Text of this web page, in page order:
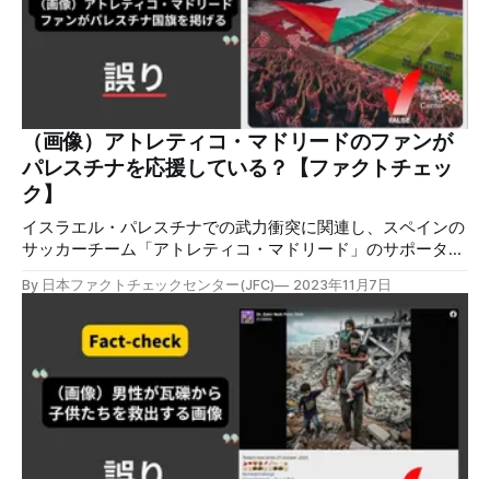
る。 投稿について「とても嫌だ」とショックを受けるコメ
ントの一方で、「AIによるフェイクだ」という指摘もある。
ハディッドさんはモデルとして活躍するとともに、姉で同じ
くモデルのジジ・ハディッドさんとともに、パレスチナの平
和を訴える発言でも知られる。 今回の武力衝突が始まった
後、ジジさんが「イスラエル政府を非難することは反ユダヤ
主義ではないし、パレスチナ人を支持することはハマスを支
持することでもない」などとInstagramストーリーに投稿。
イス
（画像）アトレティコ・マドリードのファンが
パレスチナを応援している？【ファクトチェッ
ク】
イスラエル・パレスチナでの武力衝突に関連し、スペインの
サッカーチーム「アトレティコ・マドリード」のサポーター
拡散しましたが、誤りです。この画像はAIで生成されたもの
インにある強豪サッカーチーム「アトレティコ・マドリー
ド」のサポーターがパレスチナの旗を掲げている画像が拡散
した。このポストは1.9万件以上リポストされ、表示回数は
396.4万件を超える。 検証過程 画像の詳細をよく見ていく。
画像左下で手を掲げるサポーターたちの腕が極端に細くて長
い点(オレンジ丸)、腕とユニフォームが同化している点(黄
丸)など、AIが生成する画像に特有な細部の不自然な描写が多
By 日本ファクトチェックセンター(JFC) 2023年11月7日